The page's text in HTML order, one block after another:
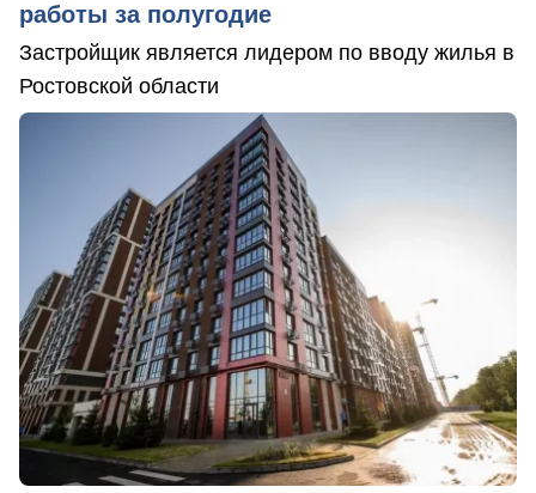
работы за полугодие
Застройщик является лидером по вводу жилья в
Ростовской области